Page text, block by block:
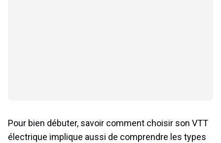
Pour bien débuter, savoir comment choisir son VTT
électrique implique aussi de comprendre les types